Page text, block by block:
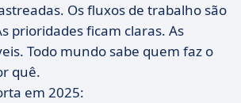
Os fluxos de trabalho são
prioridades ficam claras. As
Todo mundo sabe quem faz o
quê.
em 2025: